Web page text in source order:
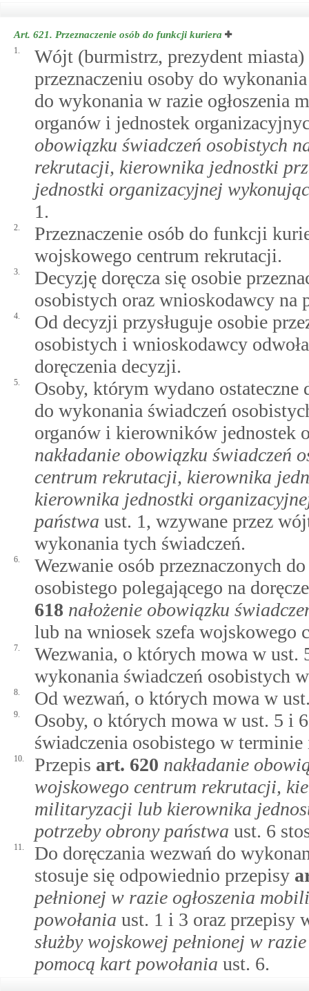
Art. 621. Przeznaczenie osób do funkcji kuriera
1.
Wójt (burmistrz, prezydent
przeznaczeniu osoby do
do wykonania w razie ogłoszenia
organów i jednostek
obowiązku świadczeń osobistych
rekrutacji, kierownika jednostki
jednostki organizacyjnej
1.
2.
Przeznaczenie osób do funkcji
wojskowego centrum rekrutacji.
3.
Decyzję doręcza się osobie
osobistych oraz wnioskodawcy na
4.
Od decyzji przysługuje osobie
osobistych i wnioskodawcy
doręczenia decyzji.
5.
Osoby, którym wydano
do wykonania świadczeń
organów i kierowników jednostek
nakładanie obowiązku świadczeń
centrum rekrutacji, kierownika
kierownika jednostki
państwa ust. 1, wzywane przez
wykonania tych świadczeń.
6.
Wezwanie osób przeznaczonych
osobistego polegającego na
618 nałożenie obowiązku
lub na wniosek szefa wojskowego
7.
Wezwania, o których mowa w ust.
wykonania świadczeń osobistych
8. Od wezwań, o których mowa w
9.
Osoby, o których mowa w ust. 5 i
świadczenia osobistego w
10. Przepis art. 620 nakładanie
wojskowego centrum rekrutacji,
militaryzacji lub kierownika
potrzeby obrony państwa ust. 6
11.
Do doręczania wezwań do
stosuje się odpowiednio przepisy
pełnionej w razie ogłoszenia
powołania ust. 1 i 3 oraz przepisy
służby wojskowej pełnionej w
pomocą kart powołania ust. 6.